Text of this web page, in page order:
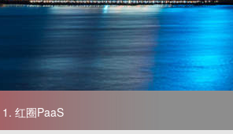
1. 红圈PaaS